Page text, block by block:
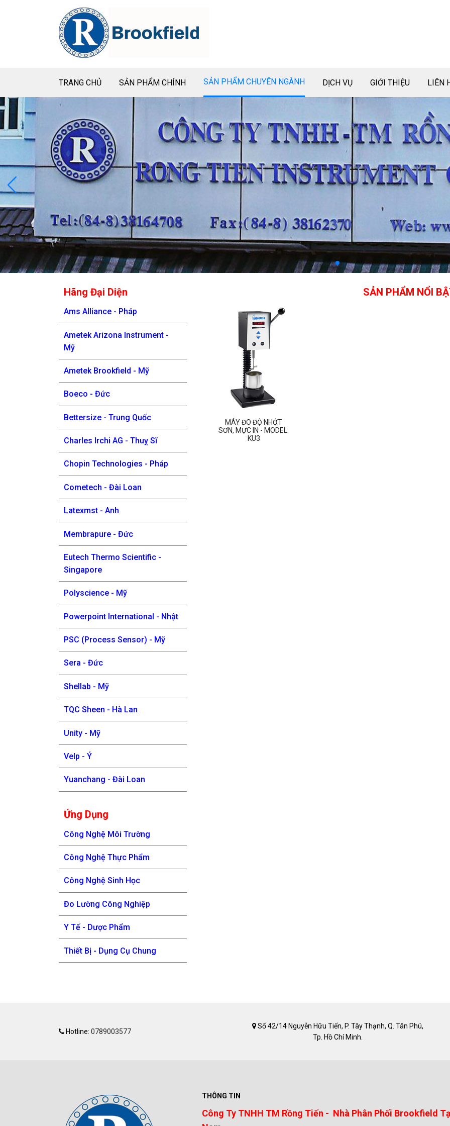
TRANG CHỦ SẢN PHẨM CHÍNH SẢN PHẨM CHUYÊN NGÀNH DỊCH VỤ GIỚI THIỆU LIÊN
Hãng Đại Diện
Ams Alliance - Pháp
Ametek Arizona Instrument -
Mỹ
Ametek Brookfield - Mỹ
Boeco - Đức
Bettersize - Trung Quốc
Charles Irchi AG - Thuỵ Sĩ
Chopin Technologies - Pháp
Cometech - Đài Loan
Latexmst - Anh
Membrapure - Đức
Eutech Thermo Scientific -
Singapore
Polyscience - Mỹ
Powerpoint International - Nhật
PSC (Process Sensor) - Mỹ
Sera - Đức
Shellab - Mỹ
TQC Sheen - Hà Lan
Unity - Mỹ
Velp - Ý
Yuanchang - Đài Loan
Ứng Dụng
Công Nghệ Môi Trường
Công Nghệ Thực Phẩm
Công Nghệ Sinh Học
Đo Lường Công Nghiệp
Y Tế - Dược Phẩm
Thiết Bị - Dụng Cụ Chung
SẢN PHẨM NỔI
MÁY ĐO ĐỘ NHỚT
SƠN, MỰC IN - MODEL:
KU3
Hotline: 0789003577
Số 42/14 Nguyễn Hữu Tiến, P. Tây Thạnh, Q. Tân Phú,
Tp. Hồ Chí Minh.
THÔNG TIN
Công Ty TNHH TM Rồng Tiến - Nhà Phân Phối Brookfield